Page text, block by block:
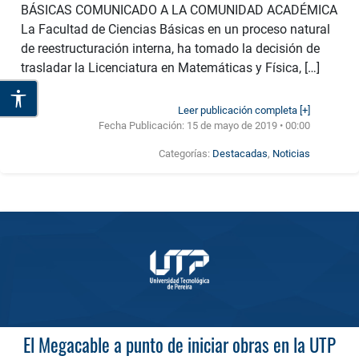
BÁSICAS COMUNICADO A LA COMUNIDAD ACADÉMICA
La Facultad de Ciencias Básicas en un proceso natural
de reestructuración interna, ha tomado la decisión de
trasladar la Licenciatura en Matemáticas y Física, […]
Leer publicación completa [+]
Fecha Publicación: 15 de mayo de 2019 • 00:00
Categorías: Destacadas, Noticias
El Megacable a punto de iniciar obras en la UTP